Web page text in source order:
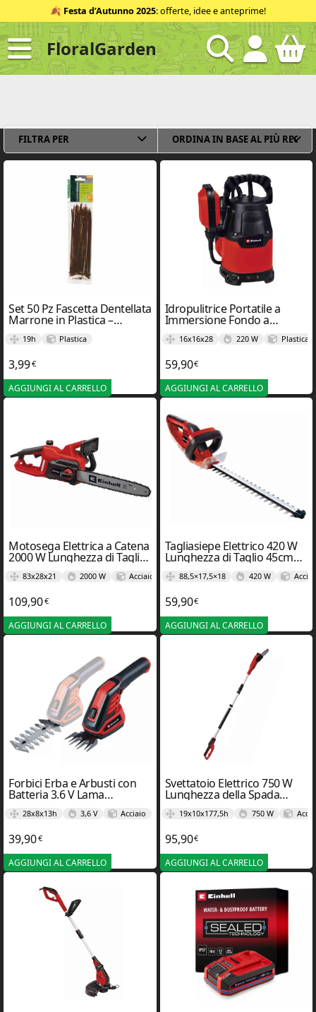
al
contenuto
ID
🍂 Festa d’Autunno 2025: offerte, idee e anteprime!
FloralGarden
FILTRA PER
Set 50 Pz Fascetta Dentellata
Marrone in Plastica –
VerdeMax
19h Plastica
3,99€
AGGIUNGI AL CARRELLO
Idropulitrice Portatile a
Immersione Fondo a
Batteria 220 W 7500 l/h 6m
GC-SP 2275 – Einhel
16x16x28 220 W Plastica
59,90€
AGGIUNGI AL CARRELLO
Motosega Elettrica a Catena
2000 W Lunghezza di Taglio
40cm GC-EC 2040 LI – Einhel
83x28x21 2000 W Acciaio
109,90€
AGGIUNGI AL CARRELLO
Tagliasiepe Elettrico 420 W
Lunghezza di Taglio 45cm
GH-EH 4245 – Einhel
88,5×17,5×18 420 W
59,90€
AGGIUNGI AL CARRELLO
Forbici Erba e Arbusti con
Batteria 3.6 V Lama
Tagliaerba 70mm GC-CG
3.6/70 LI – Einhel
28x8x13h 3,6 V Acciaio
39,90€
AGGIUNGI AL CARRELLO
Svettatoio Elettrico 750 W
Lunghezza della Spada
20cm GC-EC 7520 T – Einhel
19x10x177,5h 750 W
95,90€
AGGIUNGI AL CARRELLO